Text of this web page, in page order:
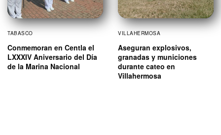
TABASCO
Conmemoran en Centla el
LXXXIV Aniversario del Día
de la Marina Nacional
VILLAHERMOSA
Aseguran explosivos,
granadas y municiones
durante cateo en
Villahermosa